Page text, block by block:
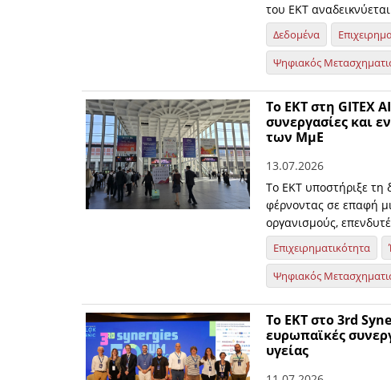
του ΕΚΤ
Δεδομένα
Ψηφιακός
Το ΕΚΤ στη GITEX
συνεργασίες και
των ΜμΕ
13.07.2026
Το ΕΚΤ υποστήριξε
φέρνοντας σε επαφή
οργανισμούς,
Επιχειρηματικότητα
Ψηφιακός
Το ΕΚΤ στο 3rd
ευρωπαϊκές
υγείας